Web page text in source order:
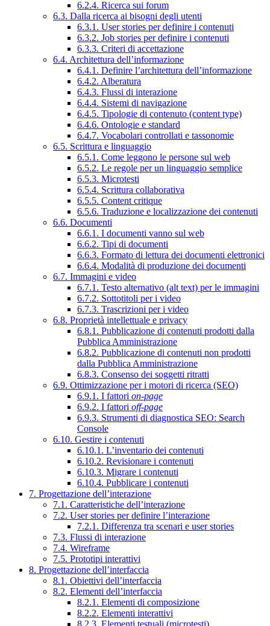
6.2.4. Ricerca sui forum
6.3. Dalla ricerca ai bisogni degli utenti
6.3.1. User stories per definire i contenuti
6.3.2. Job stories per definire i contenuti
6.3.3. Criteri di accettazione
6.4. Architettura dell’informazione
6.4.1. Definire l’architettura dell’informazione
6.4.2. Alberatura
6.4.3. Flussi di interazione
6.4.4. Sistemi di navigazione
6.4.5. Tipologie di contenuto (content type)
6.4.6. Ontologie e standard
6.4.7. Vocabolari controllati e tassonomie
6.5. Scrittura e linguaggio
6.5.1. Come leggono le persone sul web
6.5.2. Le regole per un linguaggio semplice
6.5.3. Microtesti
6.5.4. Scrittura collaborativa
6.5.5. Content critique
6.5.6. Traduzione e localizzazione dei contenuti
6.6. Documenti
6.6.1. I documenti vanno sul web
6.6.2. Tipi di documenti
6.6.3. Formato di lettura dei documenti elettronici
6.6.4. Modalità di produzione dei documenti
6.7. Immagini e video
6.7.1. Testo alternativo (alt text) per le immagini
6.7.2. Sottotitoli per i video
6.7.3. Trascrizioni per i video
6.8. Proprietà intellettuale e privacy
6.8.1. Pubblicazione di contenuti prodotti dalla
Pubblica Amministrazione
6.8.2. Pubblicazione di contenuti non prodotti
dalla Pubblica Amministrazione
6.8.3. Consenso dei soggetti ritratti
6.9. Ottimizzazione per i motori di ricerca (SEO)
6.9.1. I fattori on-page
6.9.2. I fattori off-page
6.9.3. Strumenti di diagnostica SEO: Search
Console
6.10. Gestire i contenuti
6.10.1. L’inventario dei contenuti
6.10.2. Revisionare i contenuti
6.10.3. Migrare i contenuti
6.10.4. Pubblicare i contenuti
7. Progettazione dell’interazione
7.1. Caratteristiche dell’interazione
7.2. User stories per definire l’interazione
7.2.1. Differenza tra scenari e user stories
7.3. Flussi di interazione
7.4. Wireframe
7.5. Prototipi interattivi
8. Progettazione dell’interfaccia
8.1. Obiettivi dell’interfaccia
8.2. Elementi dell’interfaccia
8.2.1. Elementi di composizione
8.2.2. Elementi interattivi
8.2.3. Elementi testuali (microtesti)